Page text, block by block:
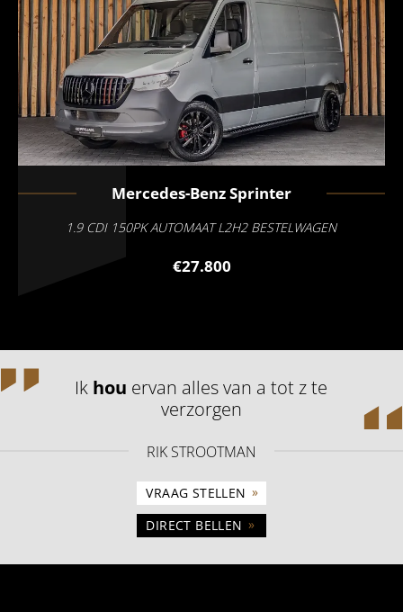
Mercedes-BenzSprinter
1.9 CDI 150PK AUTOMAAT L2H2 BESTELWAGEN
€27.800
Ik hou ervan alles van a tot z te
verzorgen
RIK STROOTMAN
VRAAG STELLEN »
DIRECT BELLEN »